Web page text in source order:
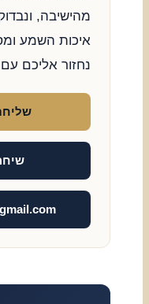
מהישיבה,
איכות השמע
נחזור אליכם
שיחה: 054-